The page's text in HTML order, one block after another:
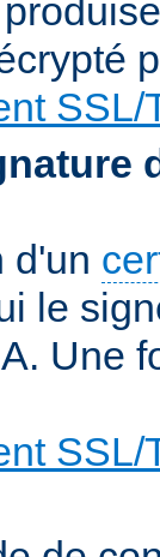
SSL/
d'un
le
Une
SSL/